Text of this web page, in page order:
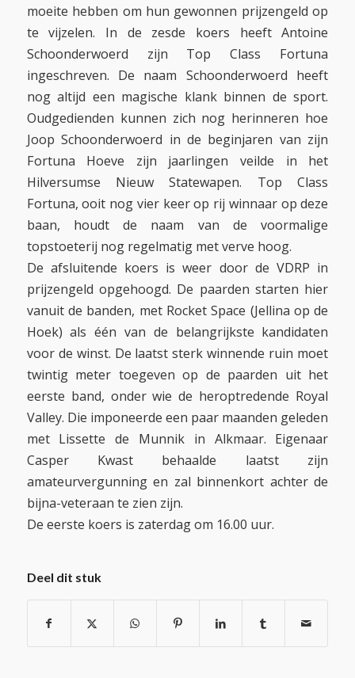
moeite hebben om hun gewonnen prijzengeld op
te vijzelen. In de zesde koers heeft Antoine
Schoonderwoerd zijn Top Class Fortuna
ingeschreven. De naam Schoonderwoerd heeft
nog altijd een magische klank binnen de sport.
Oudgedienden kunnen zich nog herinneren hoe
Joop Schoonderwoerd in de beginjaren van zijn
Fortuna Hoeve zijn jaarlingen veilde in het
Hilversumse Nieuw Statewapen. Top Class
Fortuna, ooit nog vier keer op rij winnaar op deze
baan, houdt de naam van de voormalige
topstoeterij nog regelmatig met verve hoog.
De afsluitende koers is weer door de VDRP in
prijzengeld opgehoogd. De paarden starten hier
vanuit de banden, met Rocket Space (Jellina op de
Hoek) als één van de belangrijkste kandidaten
voor de winst. De laatst sterk winnende ruin moet
twintig meter toegeven op de paarden uit het
eerste band, onder wie de heroptredende Royal
Valley. Die imponeerde een paar maanden geleden
met Lissette de Munnik in Alkmaar. Eigenaar
Casper Kwast behaalde laatst zijn
amateurvergunning en zal binnenkort achter de
bijna-veteraan te zien zijn.
De eerste koers is zaterdag om 16.00 uur.
Deel dit stuk